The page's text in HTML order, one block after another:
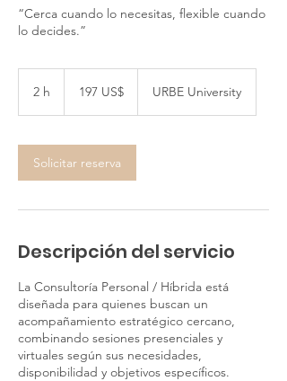
“Cerca cuando lo necesitas, flexible cuando
lo decides.”
2 h
estadounidenses
197 US$ URBE University
Solicitar reserva
Descripción del servicio
La Consultoría Personal / Híbrida está
diseñada para quienes buscan un
acompañamiento estratégico cercano,
combinando sesiones presenciales y
virtuales según sus necesidades,
disponibilidad y objetivos específicos.